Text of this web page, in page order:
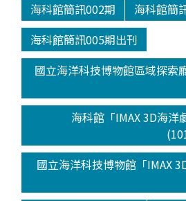
海科館簡訊002期
海科館簡
海科館簡訊005期出刊
國立海洋科技博物館區域探索
海科館「IMAX 3D海洋
國立海洋科技博物館「IMAX